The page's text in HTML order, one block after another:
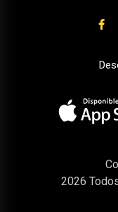
2026